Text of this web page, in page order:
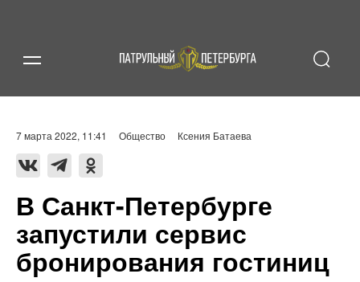
7 марта 2022, 11:41 Общество Ксения Батаева
В Санкт-Петербурге
запустили сервис
бронирования гостиниц